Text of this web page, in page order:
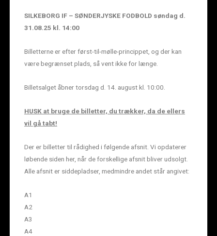
SILKEBORG IF – SØNDERJYSKE FODBOLD søndag d.
31.08.25 kl. 14:00
Billetterne er efter først-til-mølle-princippet, og der kan
være begrænset plads, så vent ikke for længe.
Billetsalget åbner torsdag d. 14. august kl. 10:00.
HUSK at bruge de billetter, du trækker, da de ellers
vil gå tabt!
Der er billetter til rådighed i følgende afsnit. Vi opdaterer
løbende siden her, når de forskellige afsnit bliver udsolgt.
Alle afsnit er siddepladser, medmindre andet står angivet:
A1
A2
A3
A4